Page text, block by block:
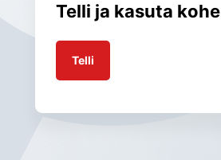
Telli ja kasuta kohe
Telli